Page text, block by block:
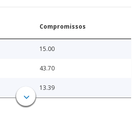
Compromissos
15.00
43.70
13.39